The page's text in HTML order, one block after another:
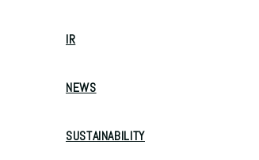
IR
NEWS
SUSTAINABILITY